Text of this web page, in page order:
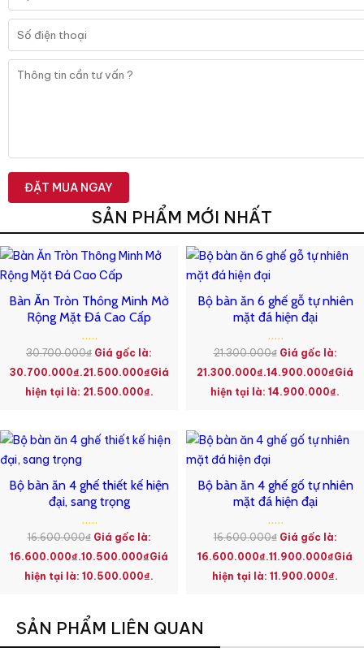
SẢN PHẨM MỚI NHẤT
Bàn Ăn Tròn Thông Minh Mở
Rộng Mặt Đá Cao Cấp
30.700.000₫ Giá gốc là:
30.700.000₫.21.500.000₫Giá
hiện tại là: 21.500.000₫.
Bộ bàn ăn 6 ghế gỗ tự nhiên
mặt đá hiện đại
21.300.000₫ Giá gốc là:
21.300.000₫.14.900.000₫Giá
hiện tại là: 14.900.000₫.
Bộ bàn ăn 4 ghế thiết kế hiện
đại, sang trọng
16.600.000₫ Giá gốc là:
16.600.000₫.10.500.000₫Giá
hiện tại là: 10.500.000₫.
Bộ bàn ăn 4 ghế gố tự nhiên
mặt đá hiện đại
16.600.000₫ Giá gốc là:
16.600.000₫.11.900.000₫Giá
hiện tại là: 11.900.000₫.
SẢN PHẨM LIÊN QUAN